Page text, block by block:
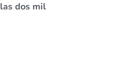
dos mil